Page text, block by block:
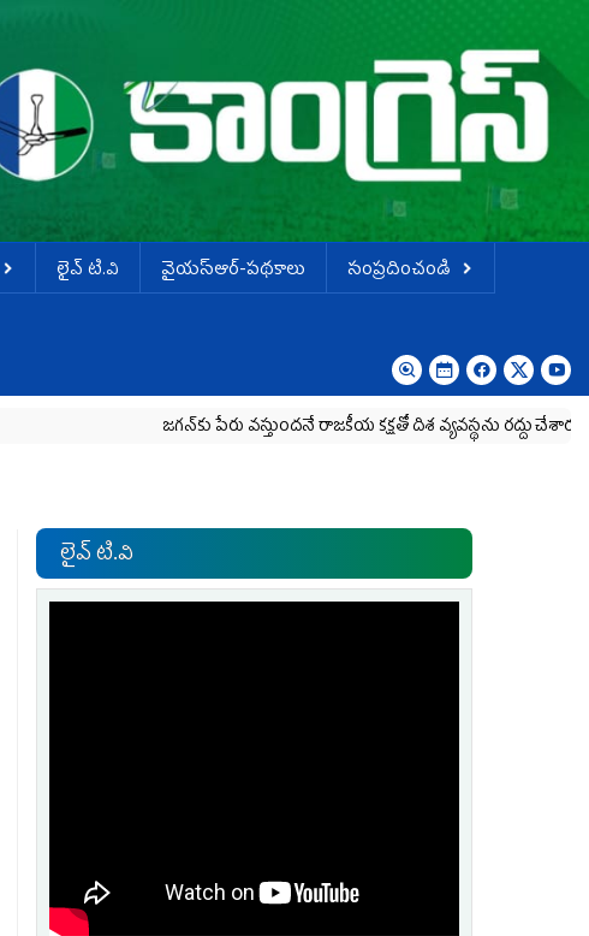
లైవ్ టి.వి వైయస్ఆర్-పథకాలు
సంప్రదించండి
జగన్‌కు పేరు వస్తుందనే రాజకీయ కక్షతో దిశ వ్య‌వ‌స్థ‌ను రద్దు చేశారు
లైవ్ టి.వి